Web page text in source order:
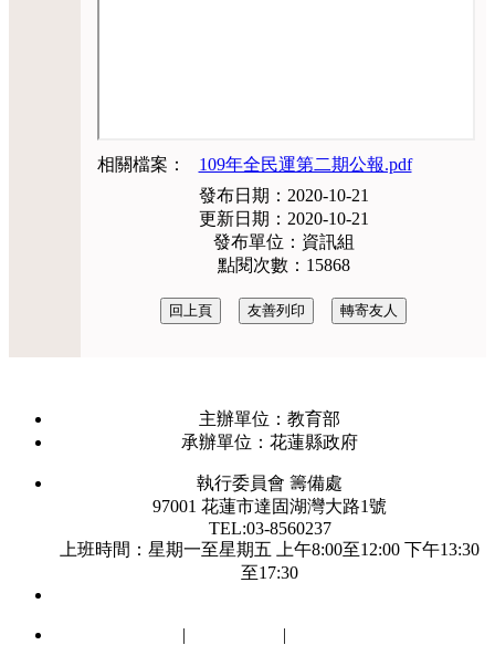
相關檔案：
109年全民運第二期公報.pdf
發布日期：2020-10-21
更新日期：2020-10-21
發布單位：資訊組
點閱次數：15868
主辦單位：教育部
承辦單位：花蓮縣政府
執行委員會 籌備處
97001 花蓮市達固湖灣大路1號
TEL:03-8560237
上班時間：星期一至星期五 上午8:00至12:00 下午13:30
至17:30
| |